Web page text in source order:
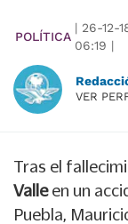
POLÍTICA
| 26-12-
06:19 |
VER
Tras el
Valleen un
Puebla,